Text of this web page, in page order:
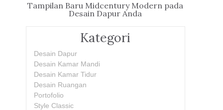
Tampilan Baru Midcentury Modern pada
Desain Dapur Anda
Kategori
Desain Dapur
Desain Kamar Mandi
Desain Kamar Tidur
Desain Ruangan
Portofolio
Style Classic